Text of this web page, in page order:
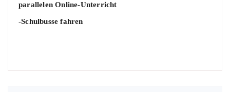
parallelen Online-Unterricht
-Schulbusse fahren